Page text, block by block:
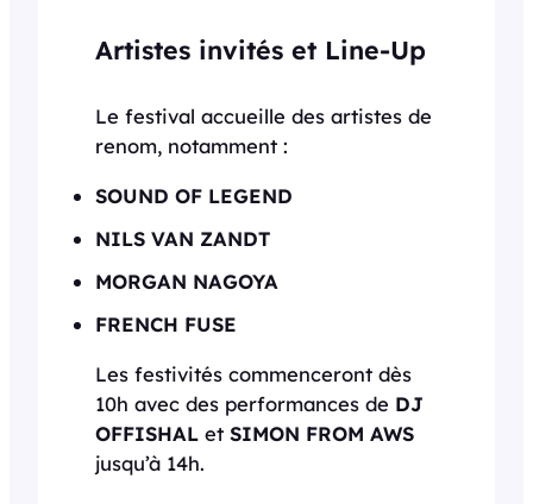
Artistes invités et Line-Up
Le festival accueille des artistes de
renom, notamment :
SOUND OF LEGEND
NILS VAN ZANDT
MORGAN NAGOYA
FRENCH FUSE
Les festivités commenceront dès
10h avec des performances de DJ
OFFISHAL et SIMON FROM AWS
jusqu’à 14h.